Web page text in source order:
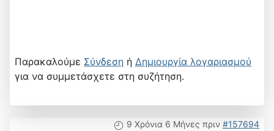
Παρακαλούμε Σύνδεση ή Δημιουργία λογαριασμού
για να συμμετάσχετε στη συζήτηση.
9 Χρόνια 6 Μήνες πριν #157694